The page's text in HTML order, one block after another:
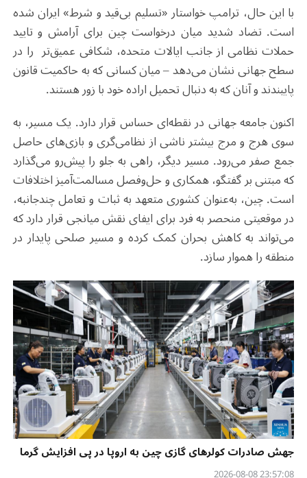
با این حال، ترامپ خواستار «تسلیم بی‌قید و شرط» ایران شده
است. تضاد شدید میان درخواست چین برای آرامش و تایید
حملات نظامی از جانب ایالات متحده، شکافی عمیق‌تر را در
سطح جهانی نشان می‌دهد – میان کسانی که به حاکمیت قانون
پایبندند و آنان که به دنبال تحمیل اراده خود با زور هستند.
اکنون جامعه جهانی در نقطه‌ای حساس قرار دارد. یک مسیر، به
سوی هرج ‌و مرج بیشتر ناشی از نظامی‌گری و بازی‌های حاصل‌
جمع صفر می‌رود. مسیر دیگر، راهی به جلو را پیش‌رو می‌گذارد
که مبتنی بر گفتگو، همکاری و حل‌وفصل مسالمت‌آمیز اختلافات
است. چین، به‌عنوان کشوری متعهد به ثبات و تعامل چندجانبه،
در موقعیتی منحصر به ‌فرد برای ایفای نقش میانجی قرار دارد که
می‌تواند به کاهش بحران کمک کرده و مسیر صلحی پایدار در
منطقه را هموار سازد.
جهش صادرات کولرهای گازی چین به اروپا در پی افزایش گرما